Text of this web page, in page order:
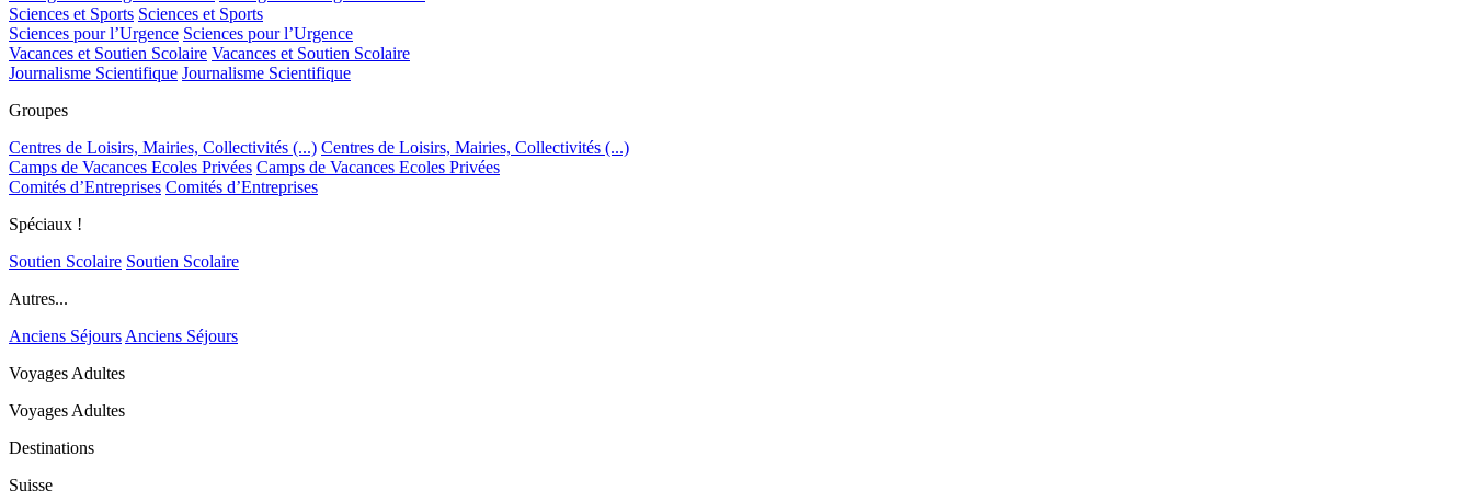
Sciences et Sports Sciences et Sports
Sciences pour l’Urgence Sciences pour l’Urgence
Vacances et Soutien Scolaire Vacances et Soutien Scolaire
Journalisme Scientifique Journalisme Scientifique
Groupes
Centres de Loisirs, Mairies, Collectivités (...) Centres de Loisirs, Mairies, Collectivités (...)
Camps de Vacances Ecoles Privées Camps de Vacances Ecoles Privées
Comités d’Entreprises Comités d’Entreprises
Spéciaux !
Soutien Scolaire Soutien Scolaire
Autres...
Anciens Séjours Anciens Séjours
Voyages Adultes
Voyages Adultes
Destinations
Suisse